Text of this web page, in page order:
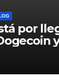
por